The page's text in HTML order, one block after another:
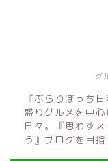
グ
『ぶらりぼっち
盛りグルメを中
日々。『思わず
う』ブログを目指